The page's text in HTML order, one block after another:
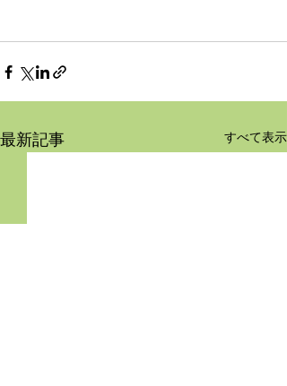
最新記事 すべて表示